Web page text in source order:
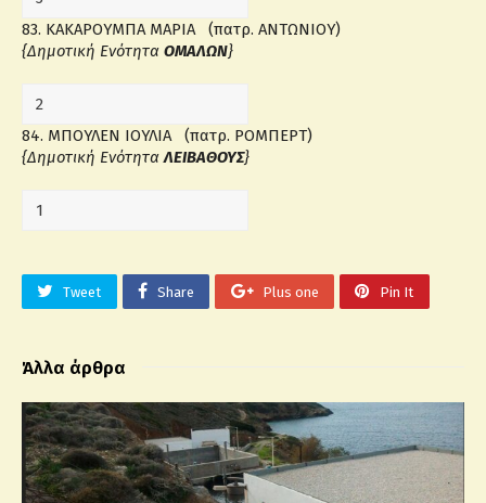
83. ΚΑΚΑΡΟΥΜΠΑ ΜΑΡΙΑ (πατρ. ΑΝΤΩΝΙΟΥ)
{Δημοτική Ενότητα ΟΜΑΛΩΝ}
84. ΜΠΟΥΛΕΝ ΙΟΥΛΙΑ (πατρ. ΡΟΜΠΕΡΤ)
{Δημοτική ΕνότηταΛΕΙΒΑΘΟΥΣ}
Tweet Share Plus one Pin It
Άλλα άρθρα